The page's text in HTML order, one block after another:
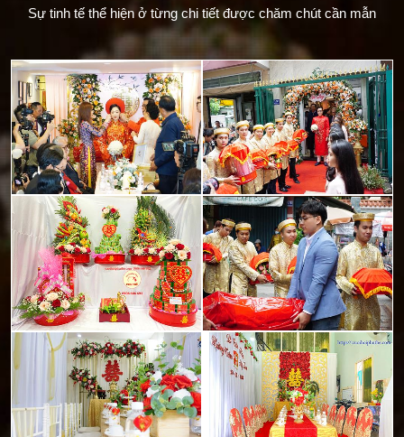
Sự tinh tế thể hiện ở từng chi tiết được chăm chút cần mẫn